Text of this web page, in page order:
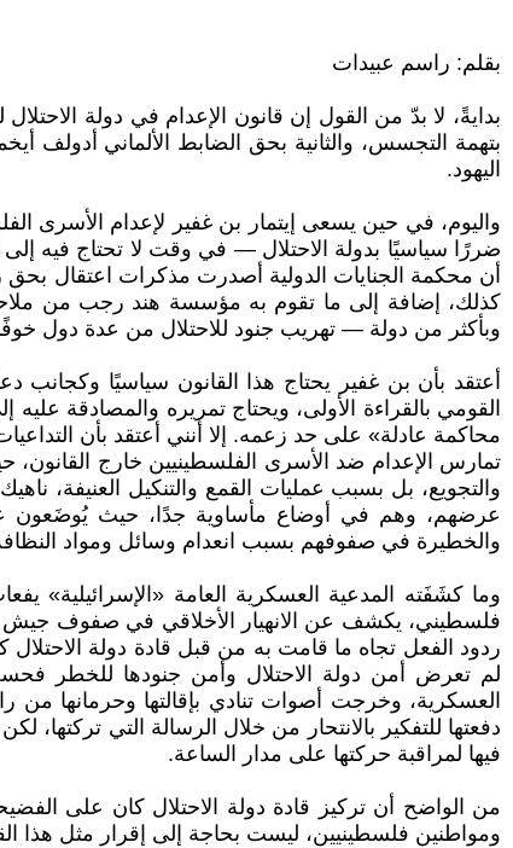
بقلم: راسم عبيدات
بتهمة التجسس، والثانية بحق الضابط الألماني أدولف
اليهود.
واليوم، في حين يسعى إيتمار بن غفير لإعدام الأسرى
ضررًا سياسيًا بدولة الاحتلال — في وقت لا تحتاج فيه
أن محكمة الجنايات الدولية أصدرت مذكرات اعتقال بحق
كذلك، إضافة إلى ما تقوم به مؤسسة هند رجب من
وبأكثر من دولة — تهريب جنود للاحتلال من عدة دول
أعتقد بأن بن غفير يحتاج هذا القانون سياسيًا وكجانب
القومي بالقراءة الأولى، ويحتاج تمريره والمصادقة
محاكمة عادلة» على حد زعمه. إلا أنني أعتقد بأن
والتجويع، بل بسبب عمليات القمع والتنكيل
عرضهم، وهم في أوضاع مأساوية جدًا، حيث يُوضَعون
والخطيرة في صفوفهم بسبب انعدام وسائل ومواد
وما كشَفَته المدعية العسكرية العامة
فلسطيني، يكشف عن الانهيار الأخلاقي في صفوف جيش
ردود الفعل تجاه ما قامت به من قبل قادة دولة
لم تعرض أمن دولة الاحتلال وأمن جنودها للخطر
العسكرية، وخرجت أصوات تنادي بإقالتها وحرمانها من
دفعتها للتفكير بالانتحار من خلال الرسالة التي
فيها لمراقبة حركتها على مدار الساعة.
من الواضح أن تركيز قادة دولة الاحتلال كان على
ومواطنين فلسطينيين، ليست بحاجة إلى إقرار مثل هذا